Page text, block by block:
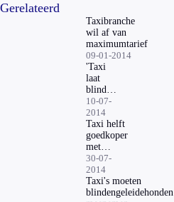
Gerelateerd
Taxibranche
wil af van
maximumtarief
09-01-2014
'Taxi
laat
blinde
met
hond
geregeld
staan'
10-07-
2014
Taxi helft
goedkoper
met
nieuwe
dienst
Uber
30-07-
2014
Taxi's moeten
blindengeleidehonden